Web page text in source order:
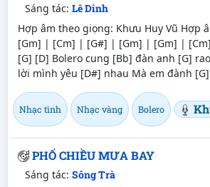
Sáng tác: Lê Dinh
Hợp âm theo giọng: Khưu Huy Vũ Hợp
[Gm] | [Cm] | [G#] | [Gm] | [Gm] |
[G] [D] Bolero cung [Bb] đàn anh [G]
lời mình yêu [D#] nhau Mà em đành
Nhạc tình Nhạc vàng Bolero
PHỐ CHIỀU MƯA BAY
Sáng tác: Sông Trà